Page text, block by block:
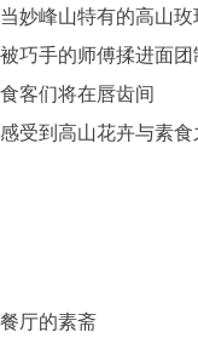
当妙峰山特有的高山玫
被巧手的师傅揉进面
食客们将在唇齿间
感受到高山花卉与素
餐厅的素斋